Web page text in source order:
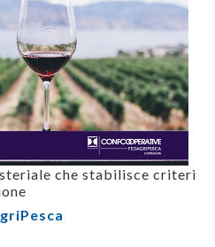
che stabilisce criteri